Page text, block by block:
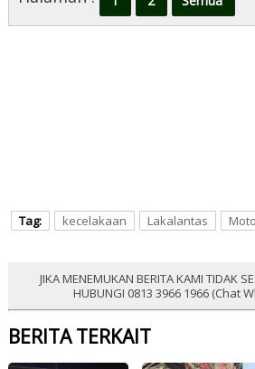
Tag: kecelakaan Lakalantas
JIKA MENEMUKAN BERITA KAMI TIDAK
HUBUNGI 0813 3966 1966 (Chat
BERITA TERKAIT